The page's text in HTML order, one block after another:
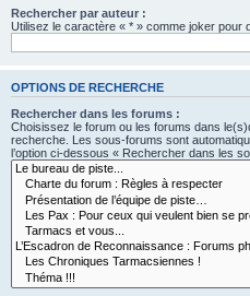
Rechercher par auteur :
Utilisez le caractère « * » comme joker pour
OPTIONS DE RECHERCHE
Rechercher dans les forums :
Choisissez le forum ou les forums dans
recherche. Les sous-forums sont
l’option ci-dessous « Rechercher dans les